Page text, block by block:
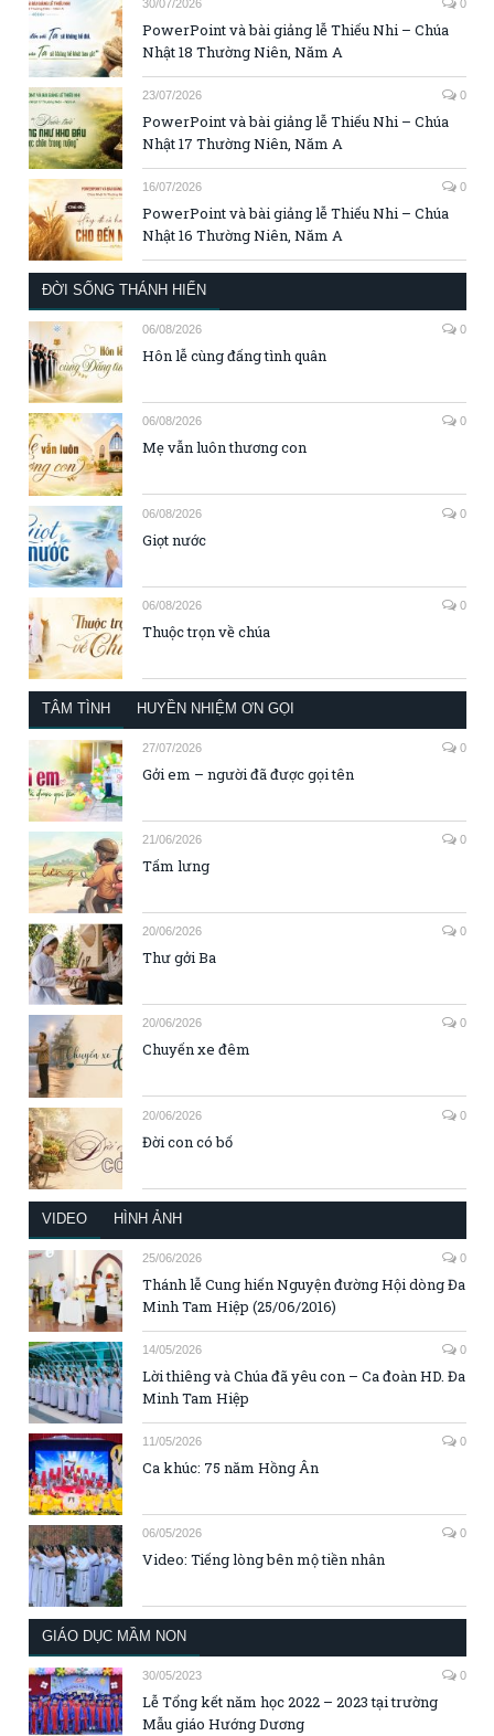
30/07/2026 0
PowerPoint và bài giảng lễ Thiếu Nhi – Chúa
Nhật 18 Thường Niên, Năm A
23/07/2026 0
PowerPoint và bài giảng lễ Thiếu Nhi – Chúa
Nhật 17 Thường Niên, Năm A
16/07/2026 0
PowerPoint và bài giảng lễ Thiếu Nhi – Chúa
Nhật 16 Thường Niên, Năm A
ĐỜI SỐNG THÁNH HIẾN
06/08/2026 0
Hôn lễ cùng đấng tình quân
06/08/2026 0
Mẹ vẫn luôn thương con
06/08/2026 0
Giọt nước
06/08/2026 0
Thuộc trọn về chúa
TÂM TÌNH HUYỀN NHIỆM ƠN GỌI
27/07/2026 0
Gởi em – người đã được gọi tên
21/06/2026 0
Tấm lưng
20/06/2026 0
Thư gởi Ba
20/06/2026 0
Chuyến xe đêm
20/06/2026 0
Đời con có bố
VIDEO HÌNH ẢNH
25/06/2026 0
Thánh lễ Cung hiến Nguyện đường Hội dòng Đa
Minh Tam Hiệp (25/06/2016)
14/05/2026 0
Lời thiêng và Chúa đã yêu con – Ca đoàn HD. Đa
Minh Tam Hiệp
11/05/2026 0
Ca khúc: 75 năm Hồng Ân
06/05/2026 0
Video: Tiếng lòng bên mộ tiền nhân
GIÁO DỤC MẦM NON
30/05/2023 0
Lễ Tổng kết năm học 2022 – 2023 tại trường
Mẫu giáo Hướng Dương